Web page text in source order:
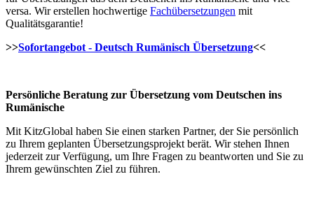
versa. Wir erstellen hochwertige Fachübersetzungen mit
Qualitätsgarantie!
>>Sofortangebot - Deutsch Rumänisch Übersetzung<<
Persönliche Beratung zur Übersetzung vom Deutschen ins
Rumänische
Mit KitzGlobal haben Sie einen starken Partner, der Sie persönlich
zu Ihrem geplanten Übersetzungsprojekt berät. Wir stehen Ihnen
jederzeit zur Verfügung, um Ihre Fragen zu beantworten und Sie zu
Ihrem gewünschten Ziel zu führen.